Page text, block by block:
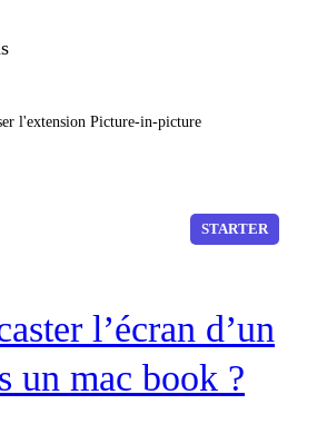
l'extension Picture-in-picture
STARTER
l’écran d’un
un mac book ?